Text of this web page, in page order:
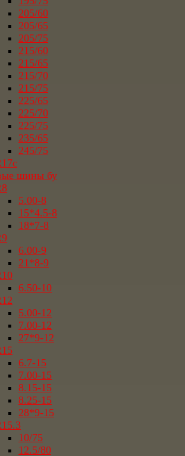
205/60
205/65
205/75
215/60
215/65
215/70
215/75
225/65
225/70
225/75
235/65
245/75
шины бу
5.00-8
15*4.5-8
18*7-8
6.00-9
21*8-9
6.50-10
5.00-12
7.00-12
27*9-12
6.7-15
7.00-15
8.15-15
8.25-15
28*9-15
10/75
12.5/80